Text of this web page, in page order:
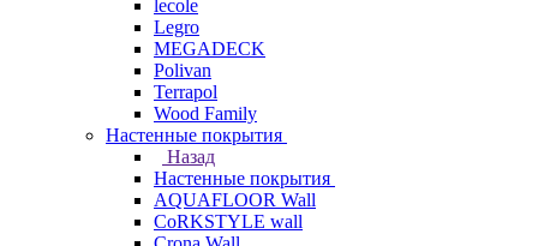
lecole
Legro
MEGADECK
Polivan
Terrapol
Wood Family
Настенные покрытия
Назад
Настенные покрытия
AQUAFLOOR Wall
CoRKSTYLE wall